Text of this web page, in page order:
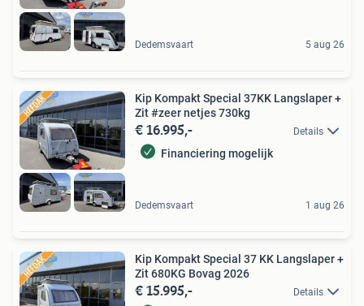
Dedemsvaart 5 aug 26
Kip Kompakt Special 37KK Langslaper +
Zit #zeer netjes 730kg
€ 16.995,- Details
Financiering mogelijk
Dedemsvaart 1 aug 26
Kip Kompakt Special 37 KK Langslaper +
Zit 680KG Bovag 2026
€ 15.995,- Details